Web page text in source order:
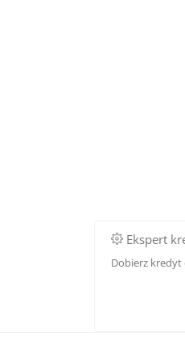
Ekspert
Dobierz kredyt